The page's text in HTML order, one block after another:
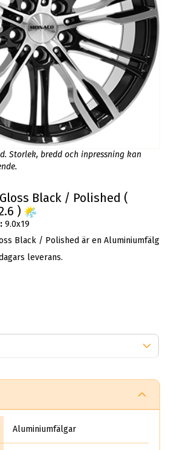
Storlek, bredd och inpressning kan
Gloss Black / Polished (
)
9.0x19
Black / Polished är en Aluminiumfälg
leverans.
Aluminiumfälgar